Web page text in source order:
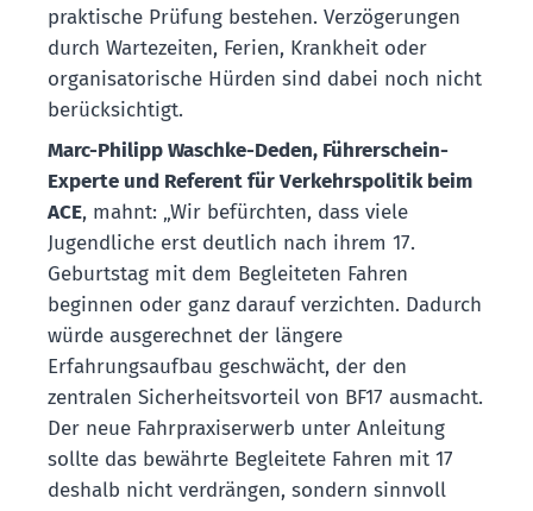
praktische Prüfung bestehen. Verzögerungen
durch Wartezeiten, Ferien, Krankheit oder
organisatorische Hürden sind dabei noch nicht
berücksichtigt.
Marc-Philipp Waschke-Deden, Führerschein-
Experte und Referent für Verkehrspolitik beim
ACE, mahnt: „Wir befürchten, dass viele
Jugendliche erst deutlich nach ihrem 17.
Geburtstag mit dem Begleiteten Fahren
beginnen oder ganz darauf verzichten. Dadurch
würde ausgerechnet der längere
Erfahrungsaufbau geschwächt, der den
zentralen Sicherheitsvorteil von BF17 ausmacht.
Der neue Fahrpraxiserwerb unter Anleitung
sollte das bewährte Begleitete Fahren mit 17
deshalb nicht verdrängen, sondern sinnvoll